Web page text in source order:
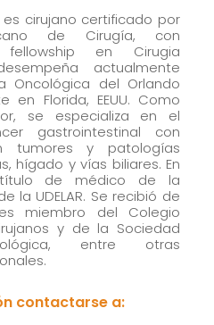
cirujano certificado por
de Cirugía, con
fellowship en Cirugia
actualmente
Oncológica del Orlando
en Florida, EEUU. Como
se especializa en el
gastrointestinal con
tumores y patologías
hígado y vías biliares. En
de médico de la
la UDELAR. Se recibió de
miembro del Colegio
y de la Sociedad
entre otras
contactarse a: